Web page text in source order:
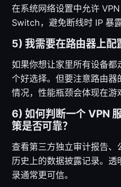
在系统网络设置中允许
Switch，避免断线时 IP 暴露
5) 我需要在路由器上配
如果你想让家里所有设备都
个好选择。但要注意路由器
情况，性能瓶颈会体现在游
6) 如何判断一个 VPN
策是否可靠？
查看第三方独立审计报告、
历史上的数据披露记录。
录通常更可信。